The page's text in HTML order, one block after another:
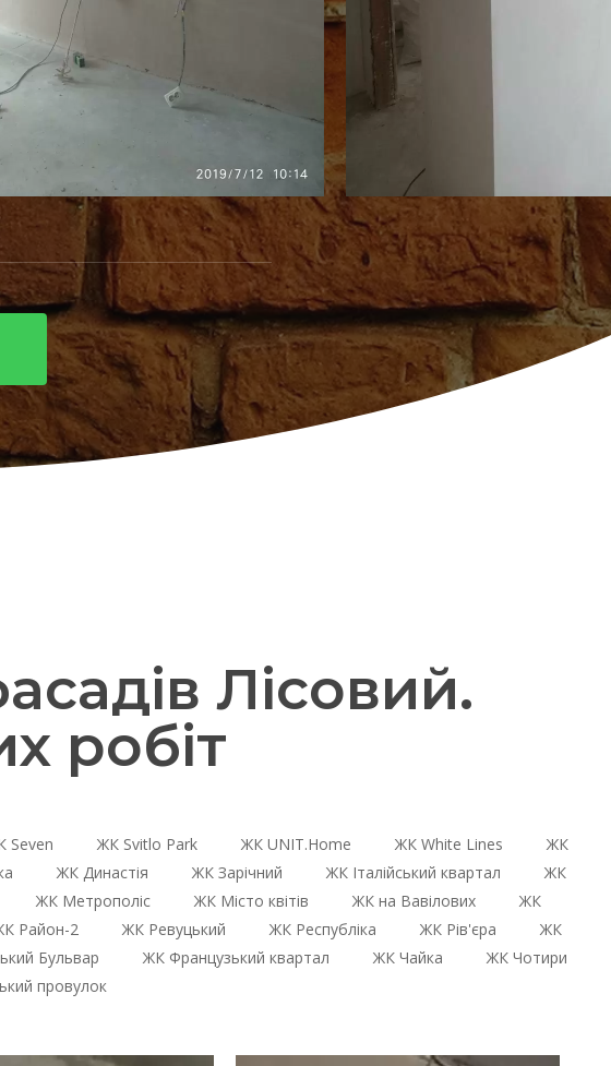
Лісовий.
робіт
Seven ЖК Svitlo Park ЖК UNIT.Home ЖК White Lines
ЖК
ЖК Династія ЖК Зарічний ЖК Італійський квартал
ЖК
ЖК Метрополіс ЖК Місто квітів ЖК на Вавілових
ЖК
Район-2 ЖК Ревуцький ЖК Республіка ЖК Рів'єра
ЖК
Бульвар ЖК Французький квартал ЖК Чайка
ЖК Чотири
провулок